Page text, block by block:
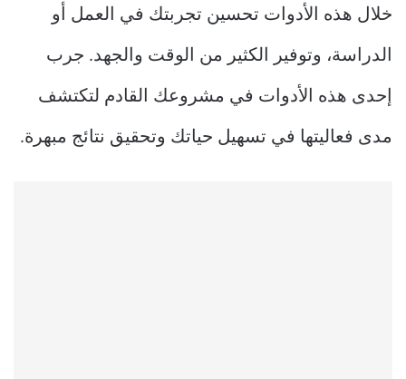
خلال هذه الأدوات تحسين تجربتك في العمل أو
الدراسة، وتوفير الكثير من الوقت والجهد. جرب
إحدى هذه الأدوات في مشروعك القادم لتكتشف
مدى فعاليتها في تسهيل حياتك وتحقيق نتائج مبهرة.